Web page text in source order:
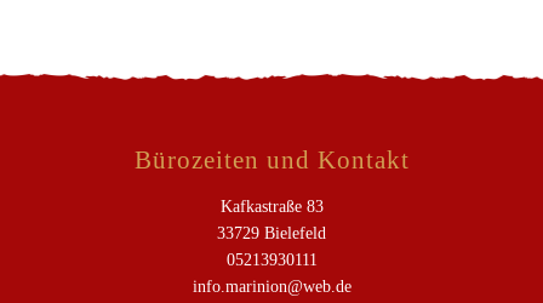
Bürozeiten und Kontakt
Kafkastraße 83
33729 Bielefeld
05213930111
info.marinion@web.de